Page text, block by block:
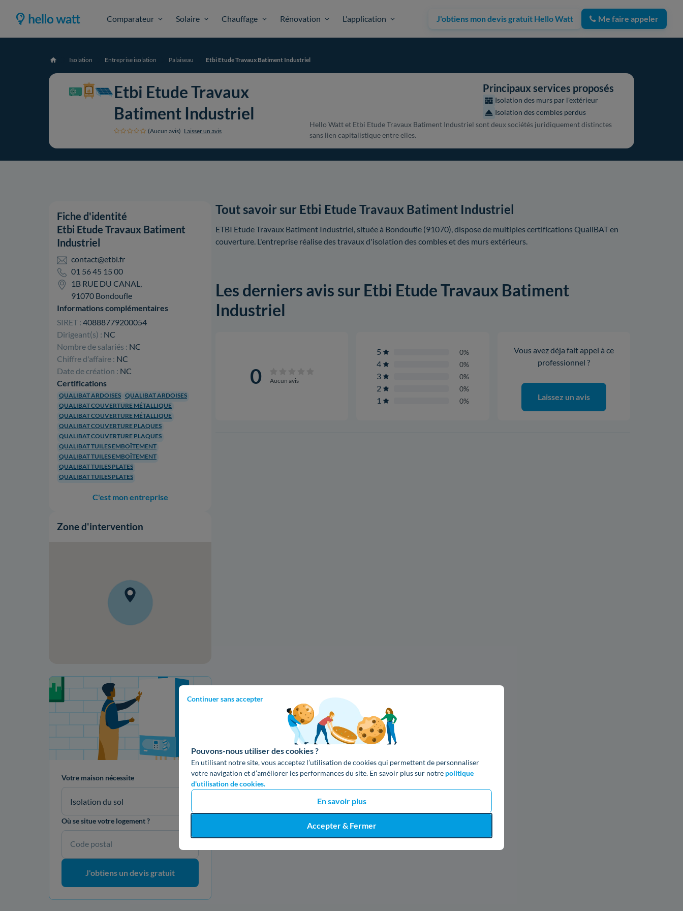
Comparateur Solaire Chauffage Rénovation L'application J'obtiens mon devis gratuit Hello Watt Me faire appeler
Continuer sans accepter
Pouvons-nous utiliser des cookies ?
En utilisant notre site, vous acceptez l’utilisation de cookies qui permettent de personnaliser
votre navigation et d’améliorer les performances du site. En savoir plus sur notre politique
d'utilisation de cookies.
En savoir plus
Accepter & Fermer
Accueil Isolation Entreprise isolation Palaiseau Etbi Etude Travaux Batiment Industriel
Etbi Etude Travaux
Batiment Industriel
(Aucun avis) Laisser un avis
Principaux services proposés
Isolation des murs par l'extérieur
Isolation des combles perdus
Hello Watt et Etbi Etude Travaux Batiment Industriel sont deux sociétés juridiquement distinctes
sans lien capitalistique entre elles.
Fiche d'identité
Etbi Etude Travaux Batiment
Industriel
contact@etbi.fr
01 56 45 15 00
1B RUE DU CANAL,
91070 Bondoufle
Informations complémentaires
SIRET : 40888779200054
Dirigeant(s) : NC
Nombre de salariés : NC
Chiffre d'affaire : NC
Date de création : NC
Certifications
QUALIBAT ARDOISES QUALIBAT ARDOISES
QUALIBAT COUVERTURE MÉTALLIQUE
QUALIBAT COUVERTURE MÉTALLIQUE
QUALIBAT COUVERTURE PLAQUES
QUALIBAT COUVERTURE PLAQUES
QUALIBAT TUILES EMBOÎTEMENT
QUALIBAT TUILES EMBOÎTEMENT
QUALIBAT TUILES PLATES
QUALIBAT TUILES PLATES
C'est mon entreprise
Zone d'intervention
Votre projet de rénovation
Votre maison nécessite
Isolation du sol
Où se situe votre logement ?
Code postal
J'obtiens un devis gratuit
Tout savoir sur Etbi Etude Travaux Batiment Industriel
ETBI Etude Travaux Batiment Industriel, située à Bondoufle (91070), dispose de multiples certifications QualiBAT en
couverture. L'entreprise réalise des travaux d'isolation des combles et des murs extérieurs.
Les derniers avis sur Etbi Etude Travaux Batiment
Industriel
0 Aucun avis
5 0%
4 0%
3 0%
2 0%
1 0%
Vous avez déja fait appel à ce
professionnel ?
Laissez un avis